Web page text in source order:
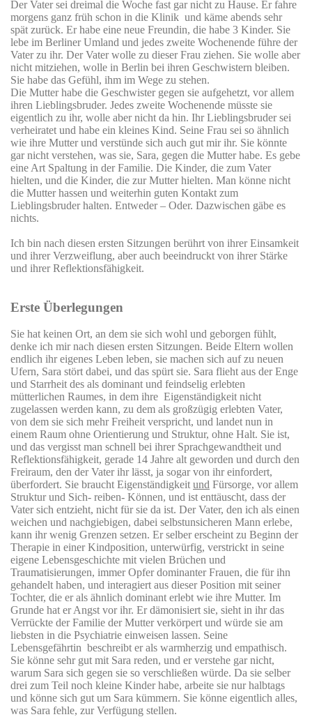
Der Vater sei dreimal die Woche fast gar nicht zu Hause. Er fahre
morgens ganz früh schon in die Klinik und käme abends sehr
spät zurück. Er habe eine neue Freundin, die habe 3 Kinder. Sie
lebe im Berliner Umland und jedes zweite Wochenende führe der
Vater zu ihr. Der Vater wolle zu dieser Frau ziehen. Sie wolle aber
nicht mitziehen, wolle in Berlin bei ihren Geschwistern bleiben.
Sie habe das Gefühl, ihm im Wege zu stehen.
Die Mutter habe die Geschwister gegen sie aufgehetzt, vor allem
ihren Lieblingsbruder. Jedes zweite Wochenende müsste sie
eigentlich zu ihr, wolle aber nicht da hin. Ihr Lieblingsbruder sei
verheiratet und habe ein kleines Kind. Seine Frau sei so ähnlich
wie ihre Mutter und verstünde sich auch gut mir ihr. Sie könnte
gar nicht verstehen, was sie, Sara, gegen die Mutter habe. Es gebe
eine Art Spaltung in der Familie. Die Kinder, die zum Vater
hielten, und die Kinder, die zur Mutter hielten. Man könne nicht
die Mutter hassen und weiterhin guten Kontakt zum
Lieblingsbruder halten. Entweder – Oder. Dazwischen gäbe es
nichts.
Ich bin nach diesen ersten Sitzungen berührt von ihrer Einsamkeit
und ihrer Verzweiflung, aber auch beeindruckt von ihrer Stärke
und ihrer Reflektionsfähigkeit.
Erste Überlegungen
Sie hat keinen Ort, an dem sie sich wohl und geborgen fühlt,
denke ich mir nach diesen ersten Sitzungen. Beide Eltern wollen
endlich ihr eigenes Leben leben, sie machen sich auf zu neuen
Ufern, Sara stört dabei, und das spürt sie. Sara flieht aus der Enge
und Starrheit des als dominant und feindselig erlebten
mütterlichen Raumes, in dem ihre Eigenständigkeit nicht
zugelassen werden kann, zu dem als großzügig erlebten Vater,
von dem sie sich mehr Freiheit verspricht, und landet nun in
einem Raum ohne Orientierung und Struktur, ohne Halt. Sie ist,
und das vergisst man schnell bei ihrer Sprachgewandtheit und
Reflektionsfähigkeit, gerade 14 Jahre alt geworden und durch den
Freiraum, den der Vater ihr lässt, ja sogar von ihr einfordert,
überfordert. Sie braucht Eigenständigkeit und Fürsorge, vor allem
Struktur und Sich- reiben- Können, und ist enttäuscht, dass der
Vater sich entzieht, nicht für sie da ist. Der Vater, den ich als einen
weichen und nachgiebigen, dabei selbstunsicheren Mann erlebe,
kann ihr wenig Grenzen setzen. Er selber erscheint zu Beginn der
Therapie in einer Kindposition, unterwürfig, verstrickt in seine
eigene Lebensgeschichte mit vielen Brüchen und
Traumatisierungen, immer Opfer dominanter Frauen, die für ihn
gehandelt haben, und interagiert aus dieser Position mit seiner
Tochter, die er als ähnlich dominant erlebt wie ihre Mutter. Im
Grunde hat er Angst vor ihr. Er dämonisiert sie, sieht in ihr das
Verrückte der Familie der Mutter verkörpert und würde sie am
liebsten in die Psychiatrie einweisen lassen. Seine
Lebensgefährtin beschreibt er als warmherzig und empathisch.
Sie könne sehr gut mit Sara reden, und er verstehe gar nicht,
warum Sara sich gegen sie so verschließen würde. Da sie selber
drei zum Teil noch kleine Kinder habe, arbeite sie nur halbtags
und könne sich gut um Sara kümmern. Sie könne eigentlich alles,
was Sara fehle, zur Verfügung stellen.